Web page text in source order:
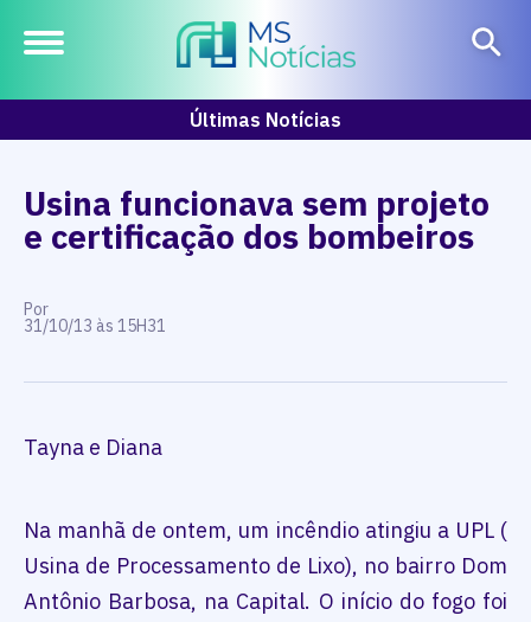
Últimas Notícias
Usina funcionava sem projeto
e certificação dos bombeiros
Por
31/10/13 às 15H31
Tayna e Diana
Na manhã de ontem, um incêndio atingiu a UPL (
Usina de Processamento de Lixo), no bairro Dom
Antônio Barbosa, na Capital. O início do fogo foi